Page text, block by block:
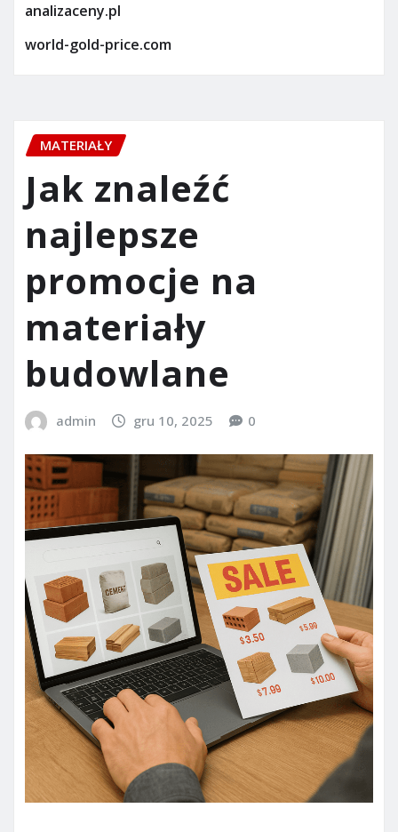
analizaceny.pl
world-gold-price.com
MATERIAŁY
Jak znaleźć
najlepsze
promocje na
materiały
budowlane
admin gru 10, 2025 0